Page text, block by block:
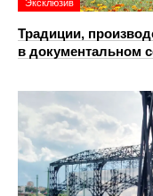
Эксклюзив
Традиции,
в документальном